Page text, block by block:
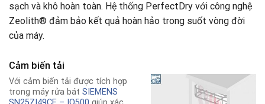
sạch và khô hoàn toàn. Hệ thống PerfectDry với công nghệ
Zeolith® đảm bảo kết quả hoàn hảo trong suốt vòng đời
của máy.
Cảm biến tải
Với cảm biến tải được tích hợp
trong máy rửa bát SIEMENS